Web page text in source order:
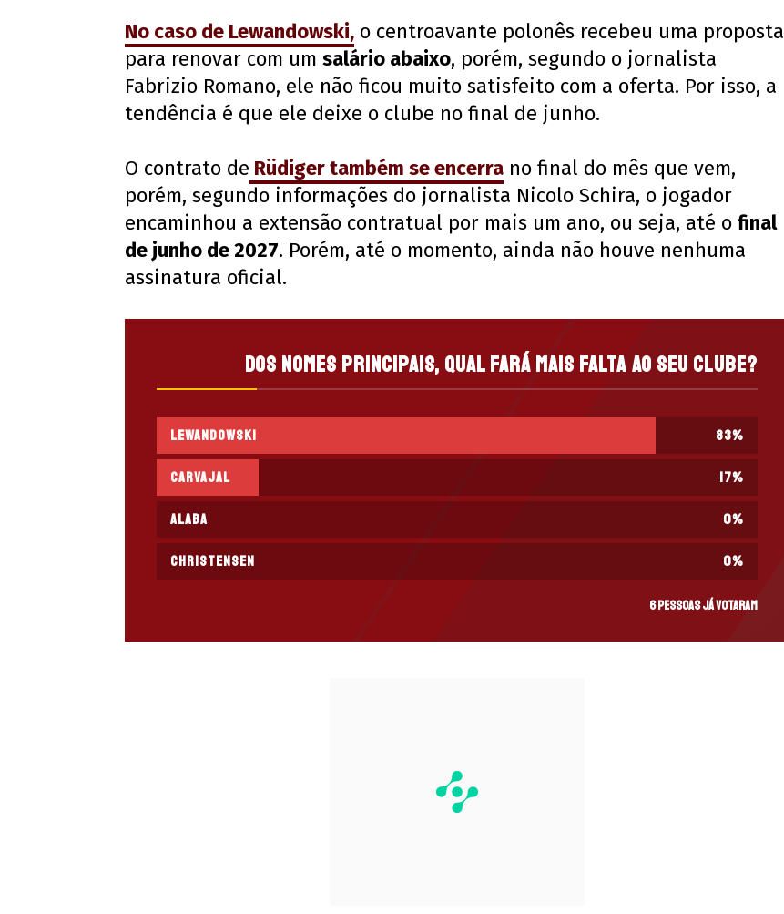
No caso de Lewandowski, o centroavante polonês recebeu uma proposta
para renovar com um salário abaixo, porém, segundo o jornalista
Fabrizio Romano, ele não ficou muito satisfeito com a oferta. Por isso, a
tendência é que ele deixe o clube no final de junho.
O contrato de Rüdigertambém se encerra no final do mês que vem,
porém, segundo informações do jornalista Nicolo Schira, o jogador
encaminhou a extensão contratual por mais um ano, ou seja, até o final
de junho de 2027. Porém, até o momento, ainda não houve nenhuma
assinatura oficial.
Dos nomes principais, qual fará mais falta ao seu clube?
Lewandowski 83%
Carvajal 17%
Alaba 0%
Christensen 0%
6 pessoas já votaram